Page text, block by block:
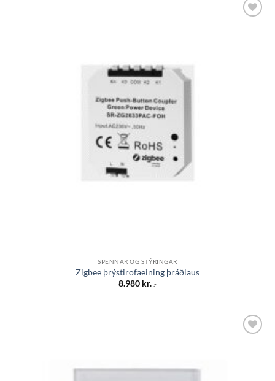
SPENNAR OG STÝRINGAR
Zigbee þrýstirofaeining þráðlaus
8.980 kr. .-